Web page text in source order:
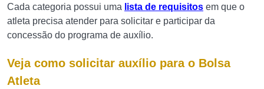
Cada categoria possui uma lista de requisitos em que o
atleta precisa atender para solicitar e participar da
concessão do programa de auxílio.
Veja como solicitar auxílio para o Bolsa
Atleta